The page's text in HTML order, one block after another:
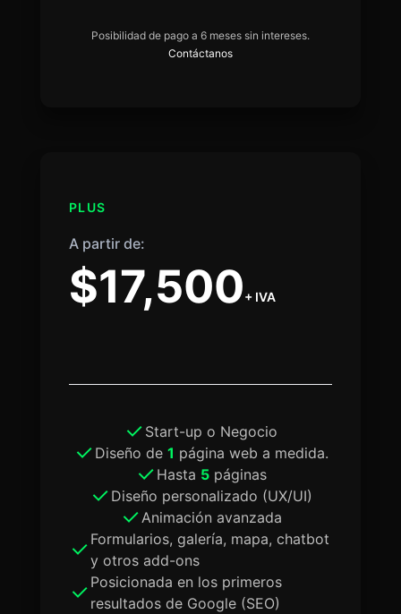
Posibilidad de pago a 6 meses sin intereses.
Contáctanos
PLUS
A partir de:
$17,500+ IVA
Start-up o Negocio
Diseño de 1 página web a medida.
Hasta 5páginas
Diseño personalizado (UX/UI)
Animación avanzada
Formularios, galería, mapa, chatbot
y otros add-ons
Posicionada en los primeros
resultados de Google (SEO)